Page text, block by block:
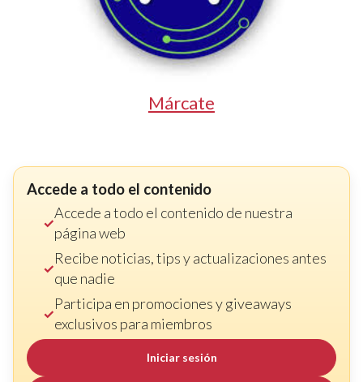
Márcate
Accede a todo el contenido
Accede a todo el contenido de nuestra
página web
Recibe noticias, tips y actualizaciones antes
que nadie
Participa en promociones y giveaways
exclusivos para miembros
Iniciar sesión